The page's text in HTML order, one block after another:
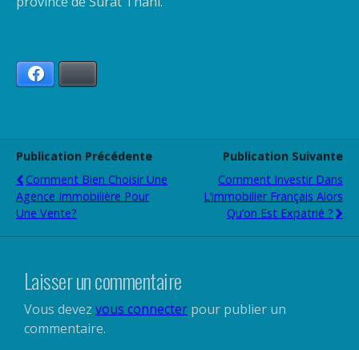
Publication Précédente
Comment Bien Choisir Une
Agence Immobilière Pour
Une Vente?
Publication Suivante
Comment Investir Dans
L’immobilier Français Alors
Qu’on Est Expatrié ?
Laisser un commentaire
Vous devez vous connecter pour publier un
commentaire.